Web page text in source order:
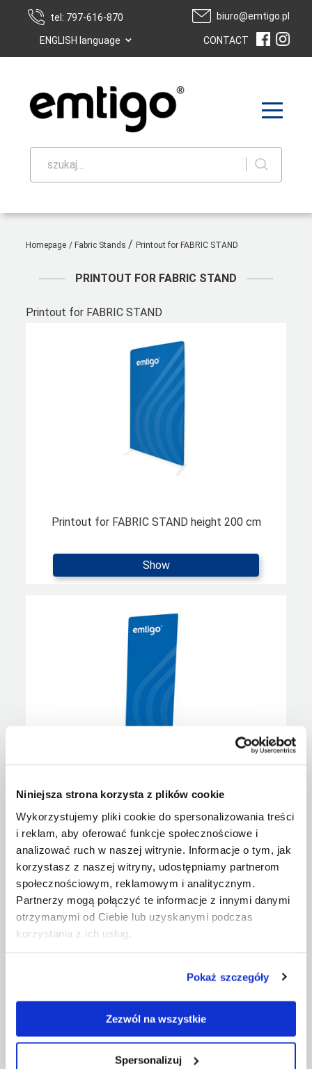
Niniejsza strona korzysta z plików cookie
Wykorzystujemy pliki cookie do spersonalizowania treści
i reklam, aby oferować funkcje społecznościowe i
analizować ruch w naszej witrynie. Informacje o tym, jak
korzystasz z naszej witryny, udostępniamy partnerom
społecznościowym, reklamowym i analitycznym.
Partnerzy mogą połączyć te informacje z innymi danymi
otrzymanymi od Ciebie lub uzyskanymi podczas
korzystania z ich usług.
Pokaż szczegóły
Zezwól na wszystkie
Spersonalizuj
tel: 797-616-870 biuro@emtigo.pl
ENGLISH language ⌄ CONTACT
szukaj...
Homepage / Fabric Stands/Printout for FABRIC STAND
PRINTOUT FOR FABRIC STAND
Printout for FABRIC STAND
Printout for FABRIC STAND height 200 cm
Show
Printout for FABRIC STAND height 230 cm
Show